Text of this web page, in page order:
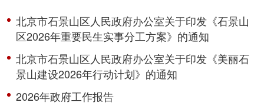
北京市石景山区人民政府办公室关于印发《石景山
区2026年重要民生实事分工方案》的通知
北京市石景山区人民政府办公室关于印发《美丽石
景山建设2026年行动计划》的通知
2026年政府工作报告